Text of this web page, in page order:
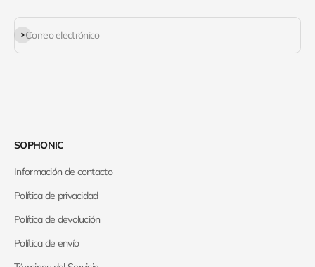
Correo electrónico
Suscribirse
SOPHONIC
Información de contacto
Política de privacidad
Política de devolución
Política de envío